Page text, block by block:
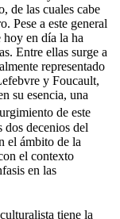
de las cuales cabe
Pese a este general
hoy en día la ha
Entre ellas surge a
representado
y Foucault,
su esencia, una
de este
decenios del
el ámbito de la
el contexto
en las
tiene la